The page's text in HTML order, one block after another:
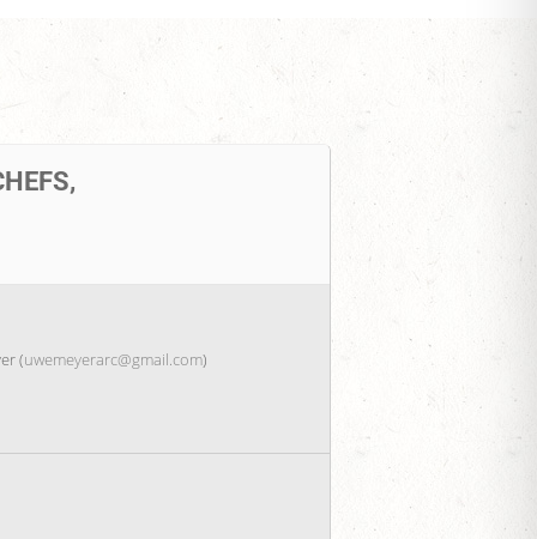
(uwemeyerarc@gmail.com)